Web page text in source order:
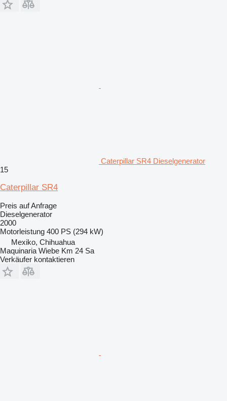
Caterpillar SR4 Dieselgenerator
15
Caterpillar SR4
Preis auf Anfrage
Dieselgenerator
2000
Motorleistung 400 PS (294 kW)
Mexiko, Chihuahua
Maquinaria Wiebe Km 24 Sa
Verkäufer kontaktieren